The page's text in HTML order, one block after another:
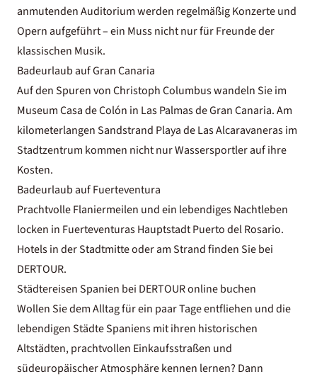
anmutenden Auditorium werden regelmäßig Konzerte und
Opern aufgeführt – ein Muss nicht nur für Freunde der
klassischen Musik.
Badeurlaub auf Gran Canaria
Auf den Spuren von Christoph Columbus wandeln Sie im
Museum Casa de Colón in Las Palmas de Gran Canaria. Am
kilometerlangen Sandstrand Playa de Las Alcaravaneras im
Stadtzentrum kommen nicht nur Wassersportler auf ihre
Kosten.
Badeurlaub auf Fuerteventura
Prachtvolle Flaniermeilen und ein lebendiges Nachtleben
locken in Fuerteventuras Hauptstadt Puerto del Rosario.
Hotels in der Stadtmitte oder am Strand finden Sie bei
DERTOUR.
Städtereisen Spanien bei DERTOUR online buchen
Wollen Sie dem Alltag für ein paar Tage entfliehen und die
lebendigen Städte Spaniens mit ihren historischen
Altstädten, prachtvollen Einkaufsstraßen und
südeuropäischer Atmosphäre kennen lernen? Dann